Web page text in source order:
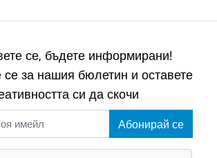
се, бъдете информирани!
за нашия бюлетин и оставете
си да скочи
Абонирай се